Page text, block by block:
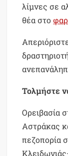
λίμνες σε
θέα στο
Τολμήστε
Ορειβασία
Αστράκας
πεζοπορία